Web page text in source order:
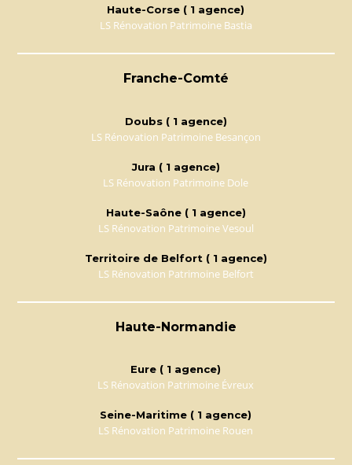
Haute-Corse ( 1 agence)
LS Rénovation Patrimoine Bastia
Franche-Comté
Doubs ( 1 agence)
LS Rénovation Patrimoine Besançon
Jura ( 1 agence)
LS Rénovation Patrimoine Dole
Haute-Saône ( 1 agence)
LS Rénovation Patrimoine Vesoul
Territoire de Belfort ( 1 agence)
LS Rénovation Patrimoine Belfort
Haute-Normandie
Eure ( 1 agence)
LS Rénovation Patrimoine Évreux
Seine-Maritime ( 1 agence)
LS Rénovation Patrimoine Rouen